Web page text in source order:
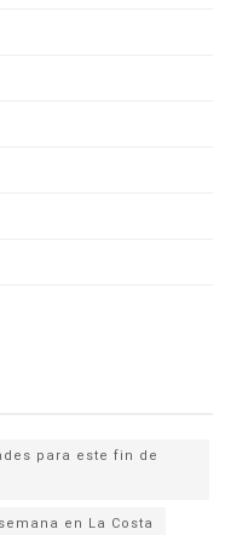
para este fin de
en La Costa